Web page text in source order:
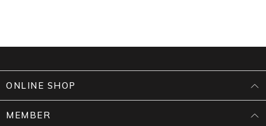
ONLINE SHOP
MEMBER